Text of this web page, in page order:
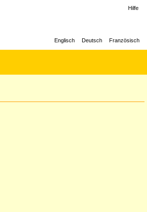
Hilfe
Englisch Deutsch Französisch